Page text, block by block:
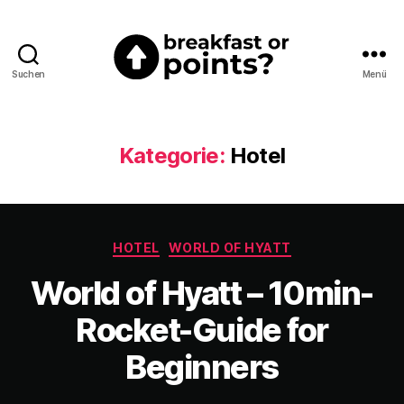
Suchen Menü
Kategorie: Hotel
Kategorien
HOTEL WORLD OF HYATT
World of Hyatt – 10min-
Rocket-Guide for
Beginners